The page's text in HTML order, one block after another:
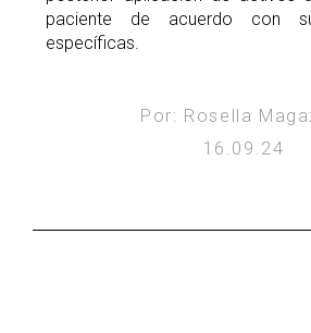
paciente de acuerdo con
específicas.
Por: Rosella
16.09.24